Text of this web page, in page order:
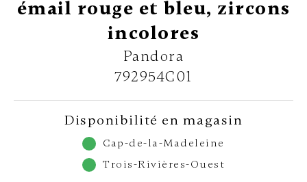
émail rouge et bleu, zircons
incolores
Pandora
792954C01
Disponibilité en magasin
Cap-de-la-Madeleine
Trois-Rivières-Ouest